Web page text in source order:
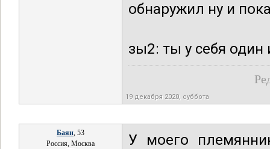
обнаружил ну и
зы2: ты у себя
19 декабря 2020, суббота
Баян, 53
Россия, Москва
У моего